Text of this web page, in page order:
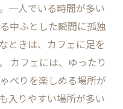
一人でいる時間が多い
中ふとした瞬間に孤独
ときは、カフェに足を
カフェには、ゆったり
べりを楽しめる場所が
入りやすい場所が多い